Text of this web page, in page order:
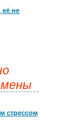
её не
стрессом